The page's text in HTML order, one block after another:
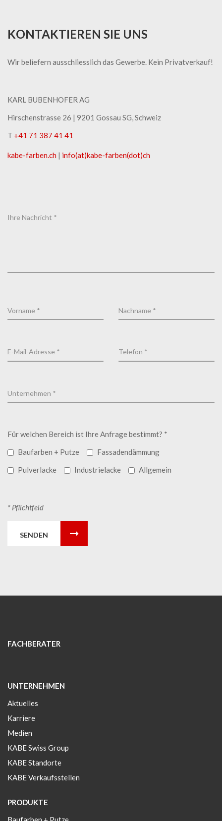
KONTAKTIEREN SIE UNS
Wir beliefern ausschliesslich das Gewerbe. Kein Privatverkauf!
KARL BUBENHOFER AG
Hirschenstrasse 26 | ​9201 Gossau SG, Schweiz
T +41 71 387 41 41
kabe-​farben.ch | info(at)kabe-​farben(dot)ch
Für welchen Bereich ist Ihre Anfrage bestimmt? *
Baufarben + Putze
Fassadendämmung
Pulverlacke
Industrielacke Allgemein
* Pflichtfeld
SENDEN
FACHBERATER
UNTERNEHMEN
Aktuelles
Karriere
Medien
KABE Swiss Group
KABE Standorte
KABE Verkaufsstellen
PRODUKTE